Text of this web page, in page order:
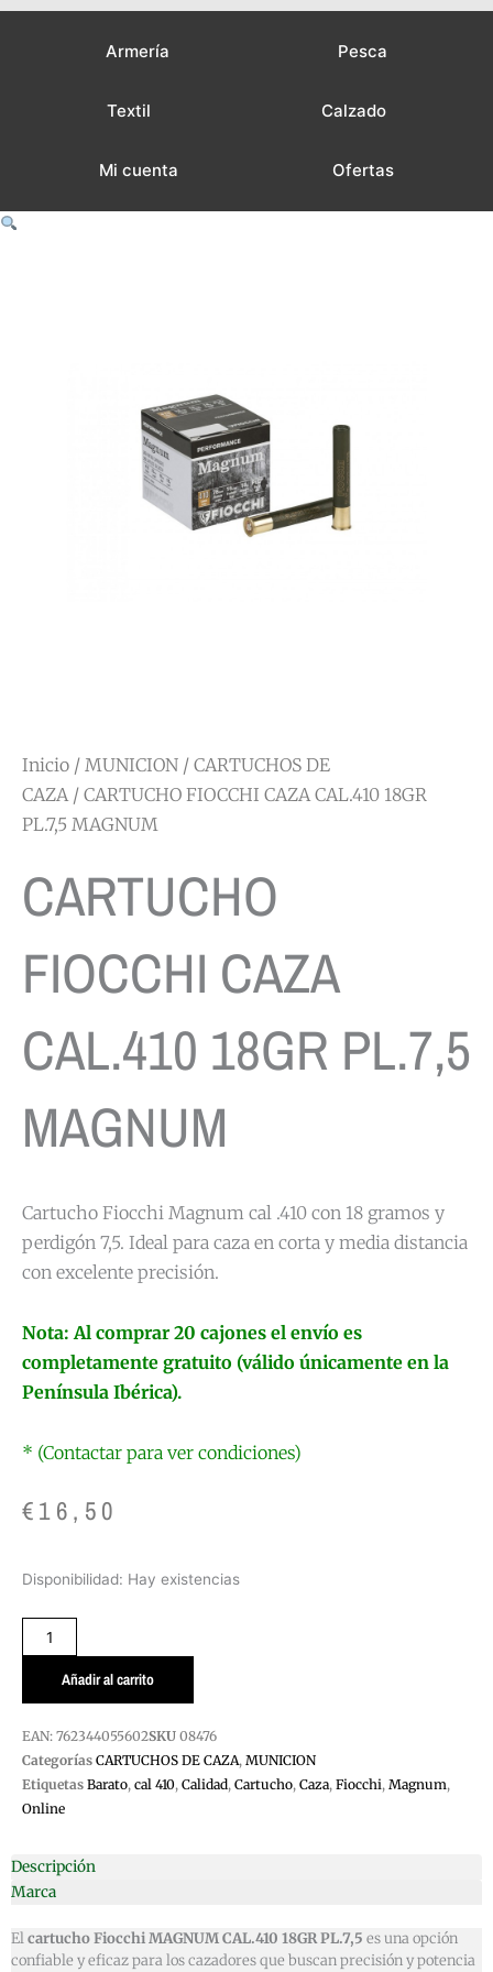
Armería Pesca
Textil Calzado
Mi cuenta Ofertas
Inicio / MUNICION / CARTUCHOS DE
CAZA/ CARTUCHO FIOCCHI CAZA CAL.410 18GR
PL.7,5 MAGNUM
CARTUCHO
FIOCCHI CAZA
CAL.410 18GR PL.7,5
MAGNUM
Cartucho Fiocchi Magnum cal .410 con 18 gramos y
perdigón 7,5. Ideal para caza en corta y media distancia
con excelente precisión.
Nota: Al comprar 20 cajones el envío es
completamente gratuito (válido únicamente en la
Península Ibérica).
* (Contactar para ver condiciones)
€16,50
Disponibilidad: Hay existencias
CARTUCHO
CAL.410
PL.7,5
Añadir al carrito
EAN: 762344055602SKU 08476
Categorías CARTUCHOS DE CAZA, MUNICION
Etiquetas Barato, cal 410, Calidad, Cartucho, Caza, Fiocchi, Magnum,
Online
Descripción
Marca
Elcartucho Fiocchi MAGNUM CAL.410 18GR PL.7,5 es una opción
confiable y eficaz para los cazadores que buscan precisión y potencia